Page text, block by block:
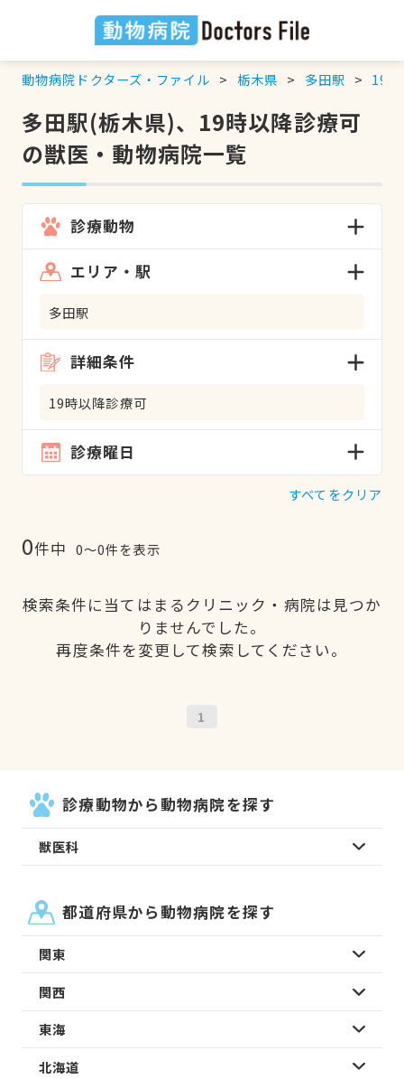
動物病院ドクターズ・ファイル 栃木県 多田駅 19
多田駅(栃木県)、19時以降診療可
の獣医・動物病院一覧
診療動物
エリア・駅
多田駅
詳細条件
19時以降診療可
診療曜日
すべてをクリア
0件中 0〜0件を表示
検索条件に当てはまるクリニック・病院は見つか
りませんでした。
再度条件を変更して検索してください。
1
診療動物から動物病院を探す
獣医科
都道府県から動物病院を探す
関東
関西
東海
北海道